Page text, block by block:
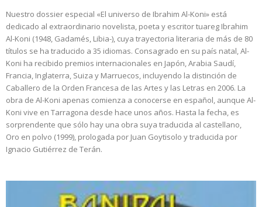
Nuestro dossier especial «El universo de Ibrahim Al-Koni» está
dedicado al extraordinario novelista, poeta y escritor tuareg Ibrahim
Al-Koni (1948, Gadamés, Libia-), cuya trayectoria literaria de más de 80
títulos se ha traducido a 35 idiomas. Consagrado en su país natal, Al-
Koni ha recibido premios internacionales en Japón, Arabia Saudí,
Francia, Inglaterra, Suiza y Marruecos, incluyendo la distinción de
Caballero de la Orden Francesa de las Artes y las Letras en 2006. La
obra de Al-Koni apenas comienza a conocerse en español, aunque Al-
Koni vive en Tarragona desde hace unos años. Hasta la fecha, es
sorprendente que sólo hay una obra suya traducida al castellano,
Oro en polvo (1999), prologada por Juan Goytisolo y traducida por
Ignacio Gutiérrez de Terán.